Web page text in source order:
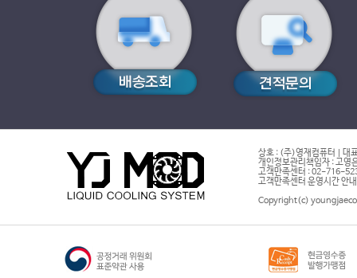
상호 : (주)영재컴퓨터 | 대
개인정보관리책임자 : 고영
고객만족센터 : 02-716-
고객만족센터 운영시간 안
Copyright(c)